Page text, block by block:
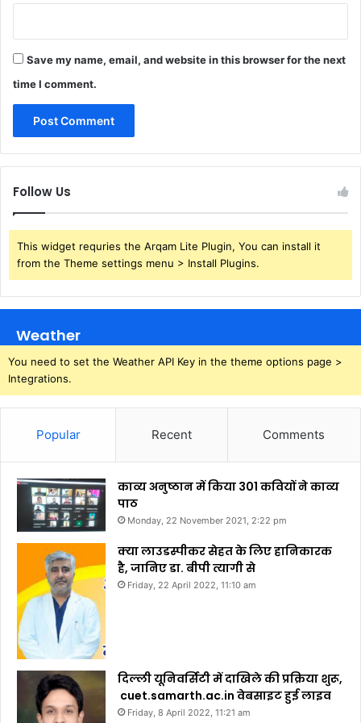
Save my name, email, and website in this browser for the next
time I comment.
Follow Us
This widget requries the Arqam Lite Plugin, You can install it
from the Theme settings menu > Install Plugins.
Weather
You need to set the Weather API Key in the theme options page >
Integrations.
Popular Recent Comments
काव्य अनुष्ठान में किया 301 कवियों ने काव्य
पाठ
Monday, 22 November 2021, 2:22 pm
क्या लाउडस्पीकर सेहत के लिए हानिकारक
है, जानिए डा. बीपी त्यागी से
Friday, 22 April 2022, 11:10 am
दिल्ली यूनिवर्सिटी में दाखिले की प्रक्रिया शुरू,
cuet.samarth.ac.in वेबसाइट हुई लाइव
Friday, 8 April 2022, 11:21 am